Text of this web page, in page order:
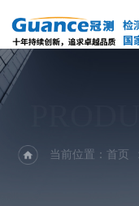
当前位置：首页